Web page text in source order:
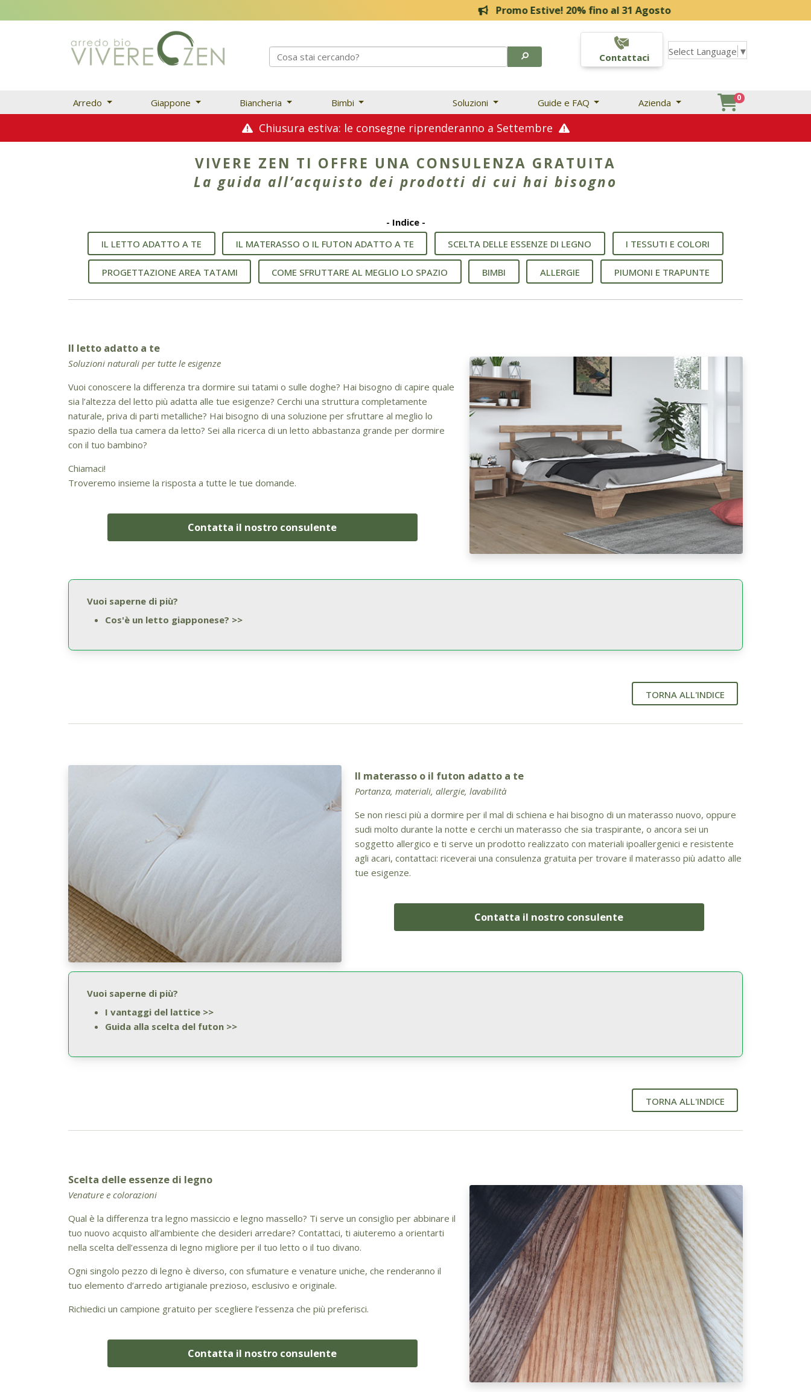
Promo Estive! 20% fino al 31 Agosto
Contattaci
Select Language ▼
Arredo Giappone Biancheria Bimbi Soluzioni Guide e FAQ Azienda 0
Chiusura estiva: le consegne riprenderanno a Settembre
VIVERE ZEN TI OFFRE UNA CONSULENZA GRATUITA
La guida all’acquisto dei prodotti di cui hai bisogno
- Indice -
IL LETTO ADATTO A TE
IL MATERASSO O IL FUTON ADATTO A TE SCELTA DELLE ESSENZE DI LEGNO I TESSUTI E COLORI
PROGETTAZIONE AREA TATAMI COME SFRUTTARE AL MEGLIO LO SPAZIO BIMBI ALLERGIE PIUMONI E TRAPUNTE
Il letto adatto a te
Soluzioni naturali per tutte le esigenze
Vuoi conoscere la differenza tra dormire sui tatami o sulle doghe? Hai bisogno di capire quale
sia l’altezza del letto più adatta alle tue esigenze? Cerchi una struttura completamente
naturale, priva di parti metalliche? Hai bisogno di una soluzione per sfruttare al meglio lo
spazio della tua camera da letto? Sei alla ricerca di un letto abbastanza grande per dormire
con il tuo bambino?
Chiamaci!
Troveremo insieme la risposta a tutte le tue domande.
Contatta il nostro consulente
Vuoi saperne di più?
Cos'è un letto giapponese? >>
TORNA ALL'INDICE
Il materasso o il futon adatto a te
Portanza, materiali, allergie, lavabilità
Se non riesci più a dormire per il mal di schiena e hai bisogno di un materasso nuovo, oppure
sudi molto durante la notte e cerchi un materasso che sia traspirante, o ancora sei un
soggetto allergico e ti serve un prodotto realizzato con materiali ipoallergenici e resistente
agli acari, contattaci: riceverai una consulenza gratuita per trovare il materasso più adatto alle
tue esigenze.
Contatta il nostro consulente
Vuoi saperne di più?
I vantaggi del lattice >>
Guida alla scelta del futon >>
TORNA ALL'INDICE
Scelta delle essenze di legno
Venature e colorazioni
Qual è la differenza tra legno massiccio e legno massello? Ti serve un consiglio per abbinare il
tuo nuovo acquisto all’ambiente che desideri arredare? Contattaci, ti aiuteremo a orientarti
nella scelta dell’essenza di legno migliore per il tuo letto o il tuo divano.
Ogni singolo pezzo di legno è diverso, con sfumature e venature uniche, che renderanno il
tuo elemento d’arredo artigianale prezioso, esclusivo e originale.
Richiedici un campione gratuito per scegliere l’essenza che più preferisci.
Contatta il nostro consulente